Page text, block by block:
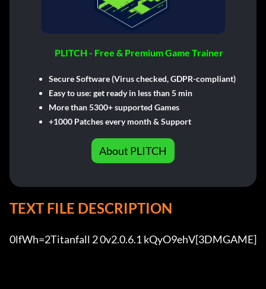
PLITCH - Free & Premium Game Trainer
Secure Software (Virus checked, GDPR-compliant)
Easy to use: get ready in less than 5 min
More than 5300+ supported Games
+1000 Patches every month & Support
About PLITCH
TEXT FILE DESCRIPTION
0lfWh=2Titanfall 2 0v2.0.6.1 kQyO9ehV[3DMGAME]